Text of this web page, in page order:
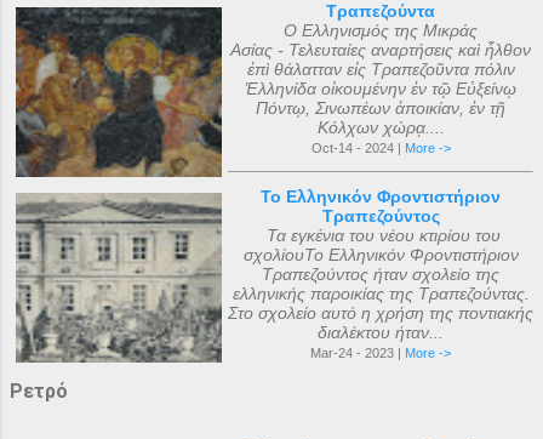
Τραπεζούντα
Ο Ελληνισμός της Μικράς
Ασίας - Τελευταίες αναρτήσεις καὶ ἦλθον
ἐπὶ θάλατταν εἰς Τραπεζοῦντα πόλιν
Ἑλληνίδα οἰκουμένην ἐν τῷ Εὐξείνῳ
Πόντῳ, Σινωπέων ἀποικίαν, ἐν τῇ
Κόλχων χώρᾳ....
Oct-14 - 2024 | More ->
Το Ελληνικόν Φροντιστήριον
Τραπεζούντος
Τα εγκένια του νέου κτιρίου του
σχολίουΤο Ελληνικόν Φροντιστήριον
Τραπεζούντος ήταν σχολείο της
ελληνικής παροικίας της Τραπεζούντας.
Στο σχολείο αυτό η χρήση της ποντιακής
διαλέκτου ήταν...
Mar-24 - 2023 | More ->
Ρετρό